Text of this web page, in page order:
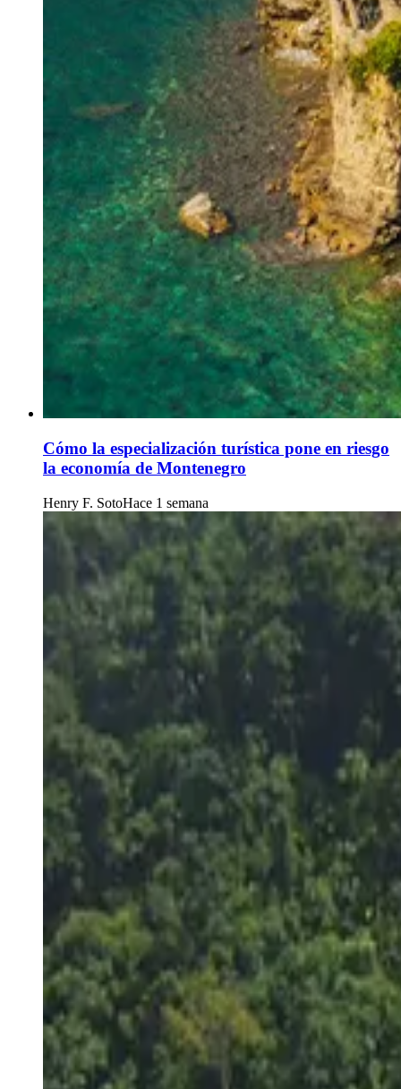
Cómo la especialización turística pone en riesgo
la economía de Montenegro
Henry F. SotoHace 1 semana